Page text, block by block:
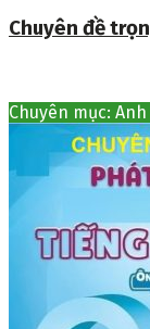
Chuyên đề
Chuyên mục: